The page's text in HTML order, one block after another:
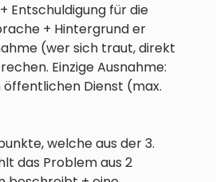
Entschuldigung für die
+ Hintergrund er
(wer sich traut, direkt
Einzige Ausnahme:
öffentlichen Dienst (max.
welche aus der 3.
das Problem aus 2